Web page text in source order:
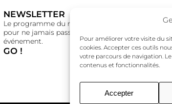
Pour améliorer votre visite du
cookies. Accepter ces outils
votre parcours de navigation.
contenus et fonctionnalités.
Accepter
NEWSLETTER
Le programme du mois,
pour ne jamais passer à côté d’un
événement.
GO !